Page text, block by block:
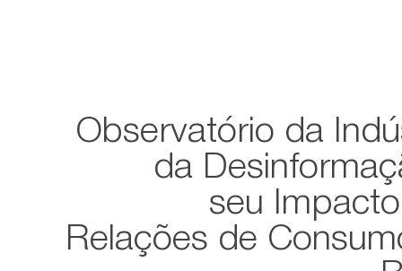
Observatório da
da
seu
Relações de